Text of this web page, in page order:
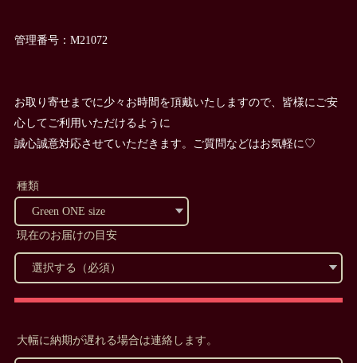
管理番号：M21072
お取り寄せまでに少々お時間を頂戴いたしますので、皆様にご安
心してご利用いただけるように
誠心誠意対応させていただきます。ご質問などはお気軽に♡
種類
現在のお届けの目安
大幅に納期が遅れる場合は連絡します。